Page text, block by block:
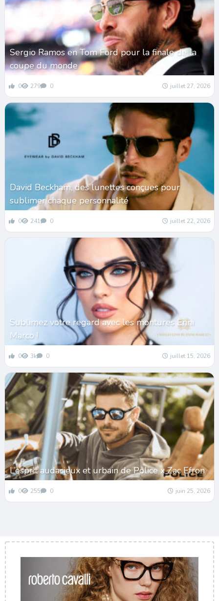
Sergio Ramos en Tom Ford pour la finale de la
coupe du monde
0 279 0 juillet 27, 2026
David Beckham, des lunettes conçues pour
sublimer chaque personnalité
0 241 0 juillet 22, 2026
Sublimez votre regard avec les montures Enni
Marco !
0 3k 0 juillet 15, 2026
L’esprit audacieux et urbain de Police x Zac Efron
0 255 0 juin 25, 2026